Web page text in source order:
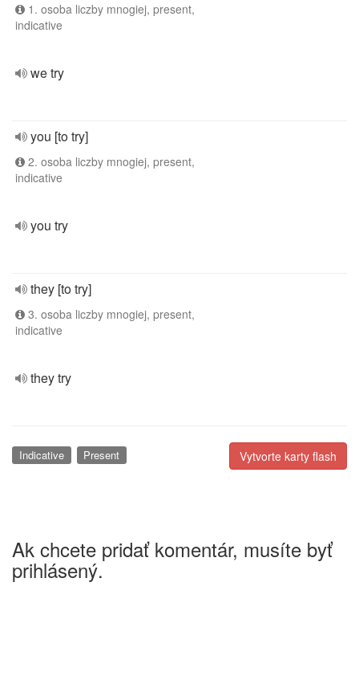
1. osoba liczby mnogiej, present,
indicative
we try
you [to try]
2. osoba liczby mnogiej, present,
indicative
you try
they [to try]
3. osoba liczby mnogiej, present,
indicative
they try
Vytvorte karty flash
Indicative Present
Ak chcete pridať komentár, musíte byť
prihlásený.